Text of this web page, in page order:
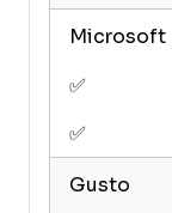
Microsoft
✅
✅
Gusto